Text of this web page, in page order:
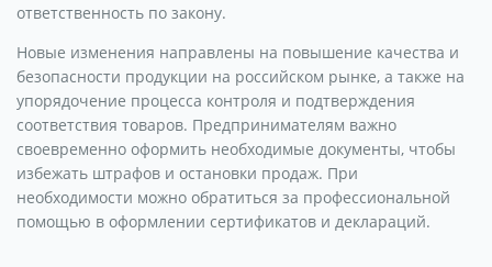
ответственность по закону.
Новые изменения направлены на повышение качества и
безопасности продукции на российском рынке, а также на
упорядочение процесса контроля и подтверждения
соответствия товаров. Предпринимателям важно
своевременно оформить необходимые документы, чтобы
избежать штрафов и остановки продаж. При
необходимости можно обратиться за профессиональной
помощью в оформлении сертификатов и деклараций.